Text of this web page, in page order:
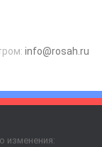
info@rosah.ru
изменения: